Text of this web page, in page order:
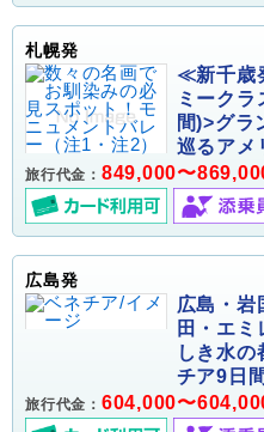
札幌発
≪新千歳
ミーク
間)>グラ
巡るアメ
旅行代金： 849,000〜
広島発
広島・岩
田・エ
しき水の
チア9日間
旅行代金： 604,000〜